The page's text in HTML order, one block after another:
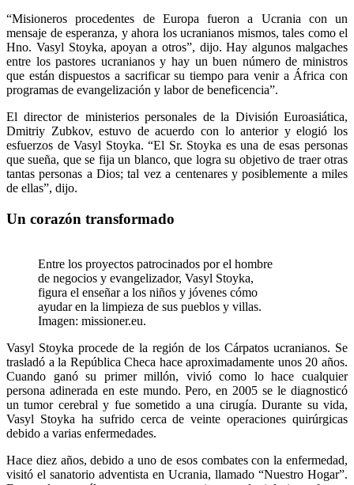
“Misioneros procedentes de Europa fueron a Ucrania con un
mensaje de esperanza, y ahora los ucranianos mismos, tales como el
Hno. Vasyl Stoyka, apoyan a otros”, dijo. Hay algunos malgaches
entre los pastores ucranianos y hay un buen número de ministros
que están dispuestos a sacrificar su tiempo para venir a África con
programas de evangelización y labor de beneficencia”.
El director de ministerios personales de la División Euroasiática,
Dmitriy Zubkov, estuvo de acuerdo con lo anterior y elogió los
esfuerzos de Vasyl Stoyka. “El Sr. Stoyka es una de esas personas
que sueña, que se fija un blanco, que logra su objetivo de traer otras
tantas personas a Dios; tal vez a centenares y posiblemente a miles
de ellas”, dijo.
Un corazón transformado
Entre los proyectos patrocinados por el hombre
de negocios y evangelizador, Vasyl Stoyka,
figura el enseñar a los niños y jóvenes cómo
ayudar en la limpieza de sus pueblos y villas.
Imagen: missioner.eu.
Vasyl Stoyka procede de la región de los Cárpatos ucranianos. Se
trasladó a la República Checa hace aproximadamente unos 20 años.
Cuando ganó su primer millón, vivió como lo hace cualquier
persona adinerada en este mundo. Pero, en 2005 se le diagnosticó
un tumor cerebral y fue sometido a una cirugía. Durante su vida,
Vasyl Stoyka ha sufrido cerca de veinte operaciones quirúrgicas
debido a varias enfermedades.
Hace diez años, debido a uno de esos combates con la enfermedad,
visitó el sanatorio adventista en Ucrania, llamado “Nuestro Hogar”.